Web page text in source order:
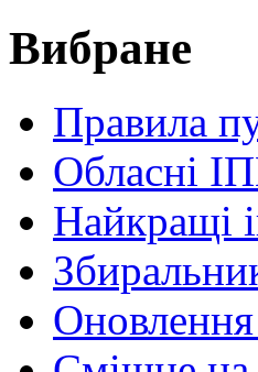
Вибране
Правила
Обласні
Найкращі